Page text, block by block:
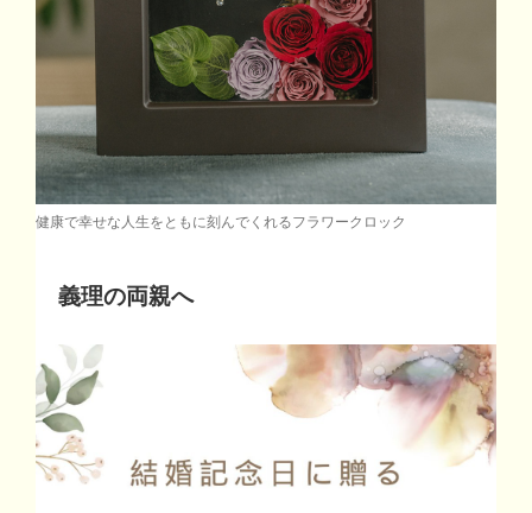
健康で幸せな人生をともに刻んでくれるフラワークロック
義理の両親へ